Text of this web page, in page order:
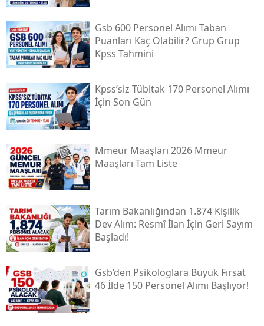
Gsb 600 Personel Alımı Taban
Puanları Kaç Olabilir? Grup Grup
Kpss Tahmini
Kpss’siz Tübi̇tak 170 Personel Alımı
İçin Son Gün
Mmeur Maaşları 2026 Mmeur
Maaşları Tam Liste
Tarım Bakanlığından 1.874 Kişilik
Dev Alım: Resmî İlan İçin Geri Sayım
Başladı!
Gsb’den Psikologlara Büyük Fırsat
46 İlde 150 Personel Alımı Başlıyor!